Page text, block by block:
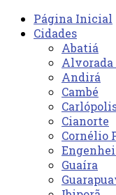
Página Inicial
Cidades
Abatiá
Alvorada
Andirá
Cambé
Cianorte
Cornélio
Guaíra